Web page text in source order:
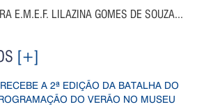
E.M.E.F. LILAZINA GOMES DE SOUZA...
[+]